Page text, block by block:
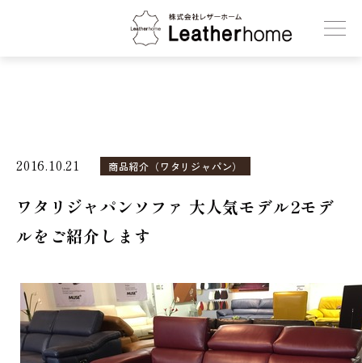
株式会社レザーホーム
2016.10.21 商品紹介（ワタリジャパン）
ワタリジャパンソファ 大人気モデル2モデ
ルをご紹介します